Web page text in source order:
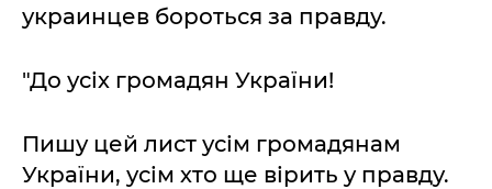
украинцев бороться за правду.
"До усіх громадян України!
Пишу цей лист усім громадянам
України, усім хто ще вірить у правду.